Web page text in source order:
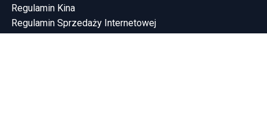
Regulamin Kina
Regulamin Sprzedaży Internetowej